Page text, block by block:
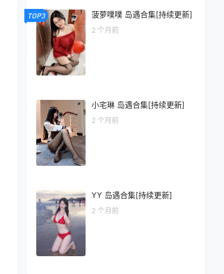
TOP3 菠萝噗噗 岛遇合集[持续更新]
2 个月前
小宅琳 岛遇合集[持续更新]
2 个月前
YY 岛遇合集[持续更新]
2 个月前